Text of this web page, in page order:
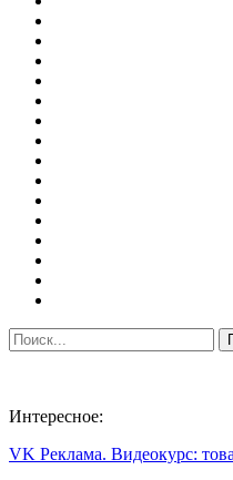
Интересное:
VK Реклама. Видеокурс: